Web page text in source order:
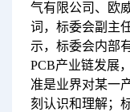
气有限公司、欧
词，标委会副主
示，标委会内部
PCB产业链发展
准是业界对某一
刻认识和理解；